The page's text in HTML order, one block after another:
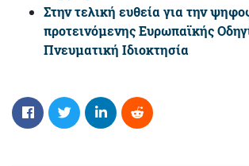
Στην τελική ευθεία για την
προτεινόμενης Ευρωπαϊκής
Πνευματική Ιδιοκτησία